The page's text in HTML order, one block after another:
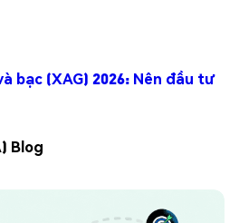
bạc (XAG) 2026: Nên đầu tư
Blog